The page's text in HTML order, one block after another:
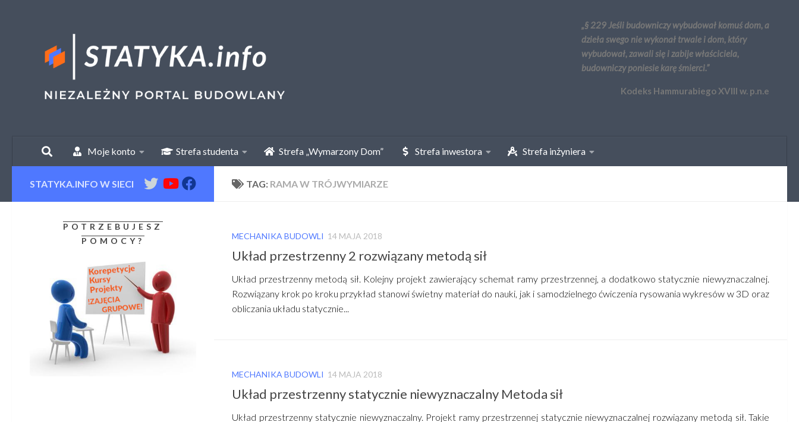
„§ 229 Jeśli budowniczy wybudował komuś dom, a
dzieła swego nie wykonał trwale i dom, który
wybudował, zawali się i zabije właściciela,
budowniczy poniesie karę śmierci.”
Kodeks Hammurabiego XVIII w. p.n.e
Moje konto Strefa studenta Strefa „Wymarzony Dom” Strefa inwestora Strefa inżyniera
TAG: RAMA W TRÓJWYMIARZE
MECHANIKA BUDOWLI 14 MAJA 2018
Układ przestrzenny 2 rozwiązany metodą sił
Układ przestrzenny metodą sił. Kolejny projekt zawierający schemat ramy przestrzennej, a dodatkowo statycznie niewyznaczalnej.
Rozwiązany krok po kroku przykład stanowi świetny materiał do nauki, jak i samodzielnego ćwiczenia rysowania wykresów w 3D oraz
obliczania układu statycznie...
MECHANIKA BUDOWLI 14 MAJA 2018
Układ przestrzenny statycznie niewyznaczalny Metoda sił
Układ przestrzenny statycznie niewyznaczalny. Projekt ramy przestrzennej statycznie niewyznaczalnej rozwiązany metodą sił. Takie
STATYKA.INFO W SIECI
POTRZEBUJESZ
POMOCY?